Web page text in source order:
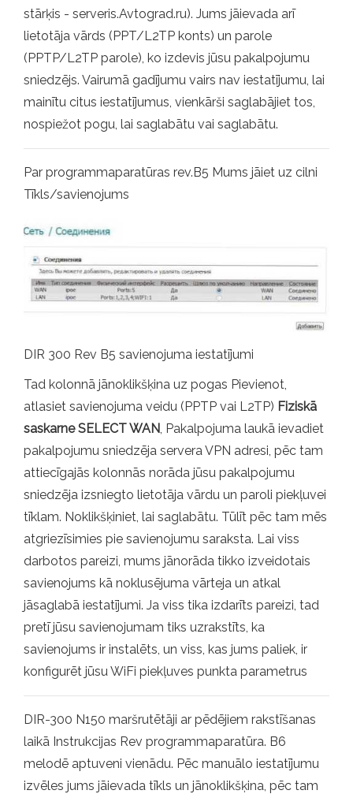
stārķis - serveris.Avtograd.ru). Jums jāievada arī
lietotāja vārds (PPT/L2TP konts) un parole
(PPTP/L2TP parole), ko izdevis jūsu pakalpojumu
sniedzējs. Vairumā gadījumu vairs nav iestatījumu, lai
mainītu citus iestatījumus, vienkārši saglabājiet tos,
nospiežot pogu, lai saglabātu vai saglabātu.
Par programmaparatūras rev.B5 Mums jāiet uz cilni
Tīkls/savienojums
DIR 300 Rev B5 savienojuma iestatījumi
Tad kolonnā jānoklikšķina uz pogas Pievienot,
atlasiet savienojuma veidu (PPTP vai L2TP) Fiziskā
saskarne SELECT WAN, Pakalpojuma laukā ievadiet
pakalpojumu sniedzēja servera VPN adresi, pēc tam
attiecīgajās kolonnās norāda jūsu pakalpojumu
sniedzēja izsniegto lietotāja vārdu un paroli piekļuvei
tīklam. Noklikšķiniet, lai saglabātu. Tūlīt pēc tam mēs
atgriezīsimies pie savienojumu saraksta. Lai viss
darbotos pareizi, mums jānorāda tikko izveidotais
savienojums kā noklusējuma vārteja un atkal
jāsaglabā iestatījumi. Ja viss tika izdarīts pareizi, tad
pretī jūsu savienojumam tiks uzrakstīts, ka
savienojums ir instalēts, un viss, kas jums paliek, ir
konfigurēt jūsu WiFi piekļuves punkta parametrus
DIR-300 N150 maršrutētāji ar pēdējiem rakstīšanas
laikā Instrukcijas Rev programmaparatūra. B6
melodē aptuveni vienādu. Pēc manuālo iestatījumu
izvēles jums jāievada tīkls un jānoklikšķina, pēc tam